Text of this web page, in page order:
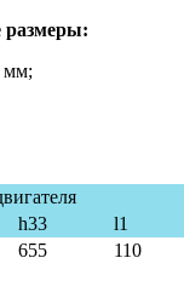
размеры:
мм;
h33 l1
655 110